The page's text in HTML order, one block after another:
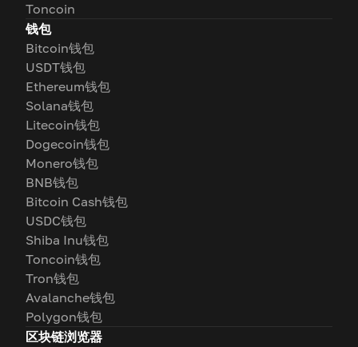
Toncoin
钱包
Bitcoin钱包
USDT钱包
Ethereum钱包
Solana钱包
Litecoin钱包
Dogecoin钱包
Monero钱包
BNB钱包
Bitcoin Cash钱包
USDC钱包
Shiba Inu钱包
Toncoin钱包
Tron钱包
Avalanche钱包
Polygon钱包
区块链浏览器